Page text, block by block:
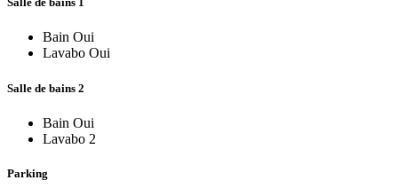
Bain Oui
Lavabo Oui
Salle de bains 2
Bain Oui
Lavabo 2
Parking